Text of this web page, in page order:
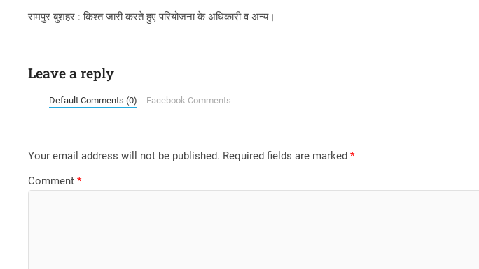
रामपुर बुशहर : किश्त जारी करते हुए परियोजना के अधिकारी व अन्य।
Leave a reply
Default Comments (0) Facebook Comments
Your email address will not be published. Required fields are marked*
Comment*